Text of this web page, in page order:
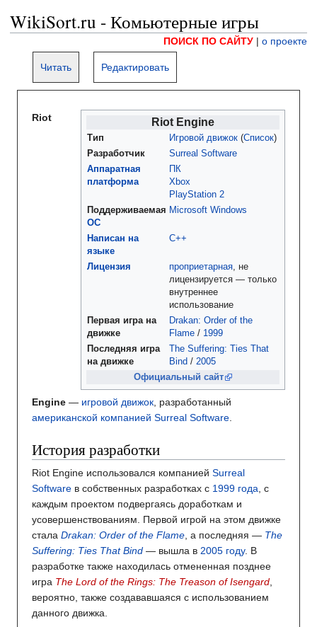
WikiSort.ru - Комьютерные игры
ПОИСК ПО САЙТУ | о проекте
Читать Редактировать
Riot Engine
Тип Игровой движок (Список)
Разработчик
Surreal Software
Аппаратная
платформа
ПК
Xbox
PlayStation 2
Поддерживаемая
ОС
Microsoft Windows
Написан на
языке
С++
Лицензия проприетарная, не
лицензируется — только
внутреннее
использование
Первая игра на
движке
Drakan: Order of the
Flame / 1999
Последняя игра
на движке
The Suffering: Ties That
Bind / 2005
Официальный сайт
Riot
Engine — игровой движок, разработанный
американской компанией Surreal Software.
История разработки
Riot Engine использовался компанией Surreal
Software в собственных разработках с 1999 года, с
каждым проектом подвергаясь доработкам и
усовершенствованиям. Первой игрой на этом движке
стала Drakan: Order of the Flame, а последняя — The
Suffering: Ties That Bind — вышла в 2005 году. В
разработке также находилась отмененная позднее
игра The Lord of the Rings: The Treason of Isengard,
вероятно, также создававшаяся с использованием
данного движка.